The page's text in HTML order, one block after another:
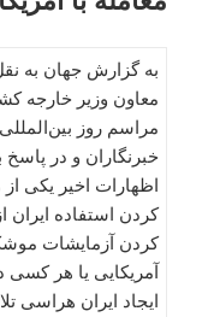
به گزارش جهان به
معاون وزیر خارجه
مراسم روز
خبرنگاران و در
اظهارات اخیر یکی
کردن استفاده ایران
کردن آزمایشات
آمریکایی یا هر کسی
ایجاد ایران هراسی